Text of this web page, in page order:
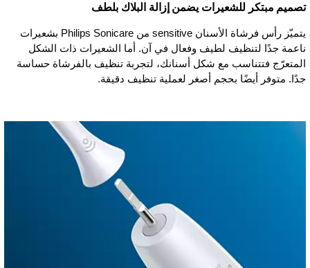
تصميم مبتكر للشعيرات يضمن إزالة البلاك بلطف
يتميّز رأس فرشاة الأسنان sensitive من Philips Sonicare بشعيرات
ناعمة جدًا لتنظيف لطيف وفعال في آن. أما الشعيرات ذات الشكل
المتعرّج فتتناسب مع شكل أسنانك، لتجربة تنظيف بالفرشاة حساسة
جدًا. متوفر أيضًا بحجم أصغر لعملية تنظيف دقيقة.